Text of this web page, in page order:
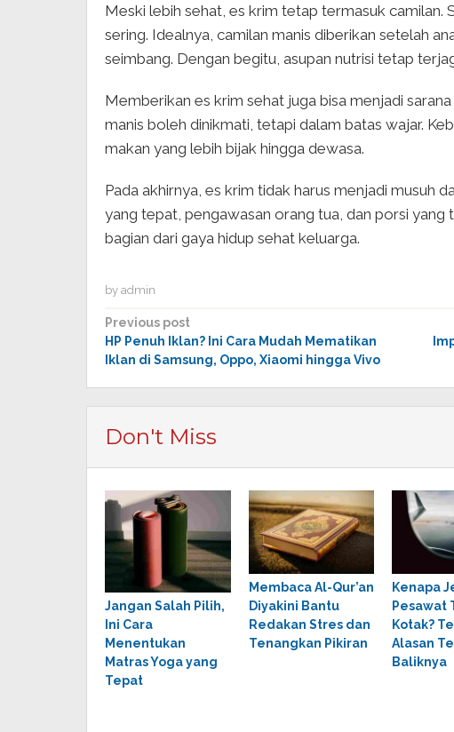
Meski lebih sehat, es krim tetap termasuk camilan.
sering. Idealnya, camilan manis diberikan setelah
seimbang. Dengan begitu, asupan nutrisi tetap
Memberikan es krim sehat juga bisa menjadi
manis boleh dinikmati, tetapi dalam batas wajar.
makan yang lebih bijak hingga dewasa.
Pada akhirnya, es krim tidak harus menjadi musuh
yang tepat, pengawasan orang tua, dan porsi yang
bagian dari gaya hidup sehat keluarga.
by admin
Post
navigation
Previous post
HP Penuh Iklan? Ini Cara Mudah Mematikan
Iklan di Samsung, Oppo, Xiaomi hingga Vivo
Don't Miss
Jangan Salah Pilih,
Ini Cara
Menentukan
Matras Yoga yang
Tepat
Membaca Al-Qur’an
Diyakini Bantu
Redakan Stres dan
Tenangkan Pikiran
Kenapa
Pesawat
Kotak?
Alasan
Baliknya